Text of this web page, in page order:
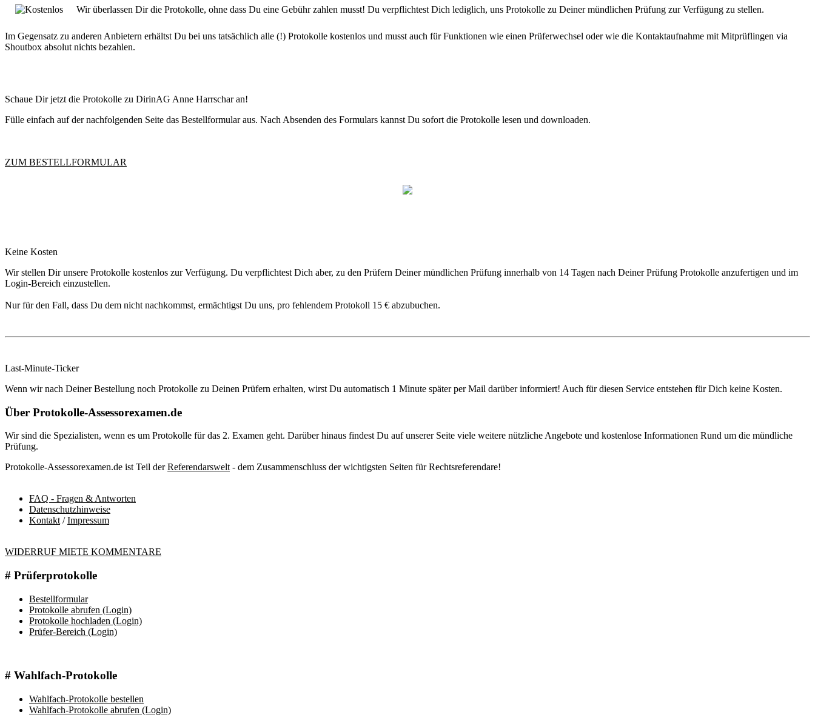
Wir überlassen Dir die Protokolle, ohne dass Du eine Gebühr zahlen musst! Du verpflichtest Dich lediglich, uns Protokolle zu Deiner mündlichen Prüfung zur Verfügung zu stellen.
Im Gegensatz zu anderen Anbietern erhältst Du bei uns tatsächlich alle (!) Protokolle kostenlos und musst auch für Funktionen wie einen Prüferwechsel oder wie die Kontaktaufnahme mit Mitprüflingen via
Shoutbox absolut nichts bezahlen.
Schaue Dir jetzt die Protokolle zu DirinAG Anne Harrschar an!
Fülle einfach auf der nachfolgenden Seite das Bestellformular aus. Nach Absenden des Formulars kannst Du sofort die Protokolle lesen und downloaden.
ZUM BESTELLFORMULAR
Keine Kosten
Wir stellen Dir unsere Protokolle kostenlos zur Verfügung. Du verpflichtest Dich aber, zu den Prüfern Deiner mündlichen Prüfung innerhalb von 14 Tagen nach Deiner Prüfung Protokolle anzufertigen und im
Login-Bereich einzustellen.
Nur für den Fall, dass Du dem nicht nachkommst, ermächtigst Du uns, pro fehlendem Protokoll 15 € abzubuchen.
Last-Minute-Ticker
Wenn wir nach Deiner Bestellung noch Protokolle zu Deinen Prüfern erhalten, wirst Du automatisch 1 Minute später per Mail darüber informiert! Auch für diesen Service entstehen für Dich keine Kosten.
Über Protokolle-Assessorexamen.de
Wir sind die Spezialisten, wenn es um Protokolle für das 2. Examen geht. Darüber hinaus findest Du auf unserer Seite viele weitere nützliche Angebote und kostenlose Informationen Rund um die mündliche
Prüfung.
Protokolle-Assessorexamen.de ist Teil derReferendarswelt - dem Zusammenschluss der wichtigsten Seiten für Rechtsreferendare!
FAQ - Fragen & Antworten
Datenschutzhinweise
Kontakt /Impressum
WIDERRUF MIETE KOMMENTARE
# Prüferprotokolle
Bestellformular
Protokolle abrufen (Login)
Protokolle hochladen (Login)
Prüfer-Bereich (Login)
# Wahlfach-Protokolle
Wahlfach-Protokolle bestellen
Wahlfach-Protokolle abrufen (Login)